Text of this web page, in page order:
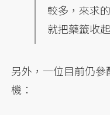
較多，來求
就把藥籤收
另外，一位目前仍
機：